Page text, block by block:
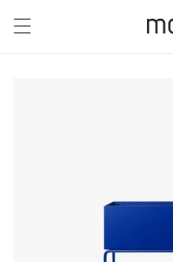
indhold